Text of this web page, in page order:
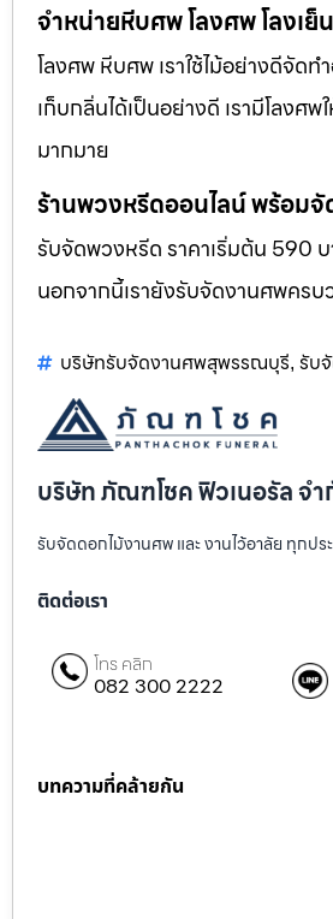
จำหน่ายหีบศพ โลงศพ โลงเย็น
โลงศพ หีบศพ เราใช้ไม้อย่างดีจัด
เก็บกลิ่นได้เป็นอย่างดี เรามีโลง
มากมาย
ร้านพวงหรีดออนไลน์ พร้อมจั
รับจัดพวงหรีด ราคาเริ่มต้น 590
นอกจากนี้เรายังรับจัดงานศพคร
บริษัทรับจัดงานศพสุพรรณบุรี, รับ
บริษัท ภัณฑโชค ฟิวเนอรัล จ
รับจัดดอกไม้งานศพ และ งานไว้อาลัย ทุกป
ติดต่อเรา
โทร คลิก
082 300 2222
บทความที่คล้ายกัน